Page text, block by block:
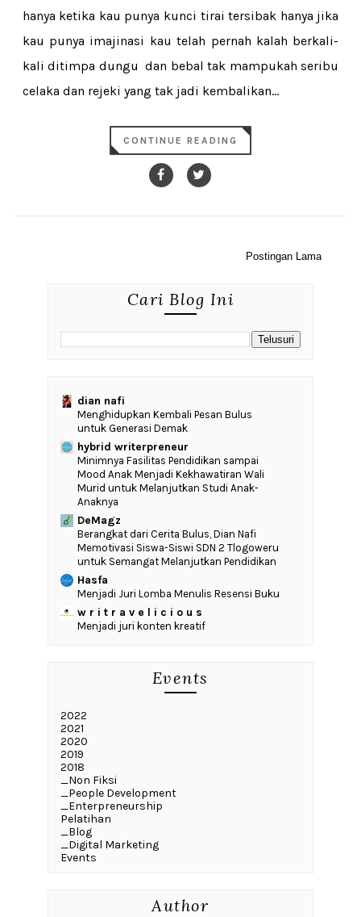
hanya ketika kau punya kunci tirai tersibak hanya jika
kau punya imajinasi kau telah pernah kalah berkali-
kali ditimpa dungu dan bebal tak mampukah seribu
celaka dan rejeki yang tak jadi kembalikan...
CONTINUE READING
Postingan Lama
Cari Blog Ini
dian nafi
Menghidupkan Kembali Pesan Bulus
untuk Generasi Demak
hybrid writerpreneur
‎Minimnya Fasilitas Pendidikan sampai
Mood Anak Menjadi Kekhawatiran Wali
Murid untuk Melanjutkan Studi Anak-
Anaknya
DeMagz
‎Berangkat dari Cerita Bulus, Dian Nafi
Memotivasi Siswa-Siswi SDN 2 Tlogoweru
untuk Semangat Melanjutkan Pendidikan
Hasfa
Menjadi Juri Lomba Menulis Resensi Buku
w r i t r a v e l i c i o u s
Menjadi juri konten kreatif
Events
2022
2021
2020
2019
2018
_Non Fiksi
_People Development
_Enterpreneurship
Pelatihan
_Blog
_Digital Marketing
Events
Author